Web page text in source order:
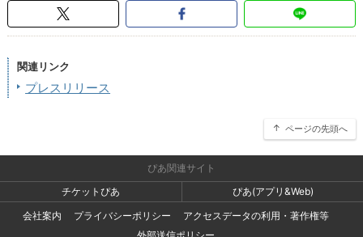
関連リンク
プレスリリース
ページの先頭へ
ぴあ関連サイト
チケットぴあ
ぴあ(アプリ&Web)
会社案内
プライバシーポリシー
アクセスデータの利用・著作権等